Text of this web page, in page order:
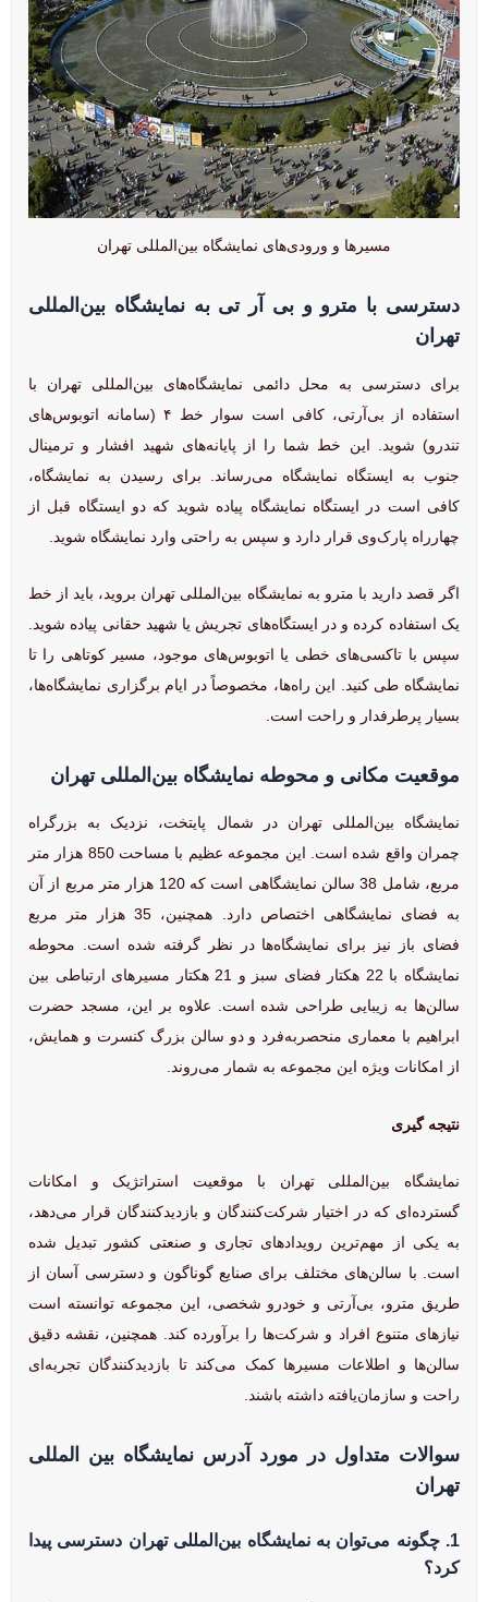
مسیرها و ورودی‌های نمایشگاه بین‌المللی تهران
دسترسی با مترو و بی آر تی به نمایشگاه بین‌المللی
تهران
برای دسترسی به محل دائمی نمایشگاه‌های بین‌المللی تهران با
استفاده از بی‌آر‌تی، کافی است سوار خط ۴ (سامانه اتوبوس‌های
تندرو) شوید. این خط شما را از پایانه‌های شهید افشار و ترمینال
جنوب به ایستگاه نمایشگاه می‌رساند. برای رسیدن به نمایشگاه،
کافی است در ایستگاه نمایشگاه پیاده شوید که دو ایستگاه قبل از
چهارراه پارک‌وی قرار دارد و سپس به راحتی وارد نمایشگاه شوید.
اگر قصد دارید با مترو به نمایشگاه بین‌المللی تهران بروید، باید از خط
یک استفاده کرده و در ایستگاه‌های تجریش یا شهید حقانی پیاده شوید.
سپس با تاکسی‌های خطی یا اتوبوس‌های موجود، مسیر کوتاهی را تا
نمایشگاه طی کنید. این راه‌ها، مخصوصاً در ایام برگزاری نمایشگاه‌ها،
بسیار پرطرفدار و راحت است.
موقعیت مکانی و محوطه نمایشگاه بین‌المللی تهران
نمایشگاه بین‌المللی تهران در شمال پایتخت، نزدیک به بزرگراه
چمران واقع شده است. این مجموعه عظیم با مساحت 850 هزار متر
مربع، شامل 38 سالن نمایشگاهی است که 120 هزار متر مربع از آن
به فضای نمایشگاهی اختصاص دارد. همچنین، 35 هزار متر مربع
فضای باز نیز برای نمایشگاه‌ها در نظر گرفته شده است. محوطه
نمایشگاه با 22 هکتار فضای سبز و 21 هکتار مسیرهای ارتباطی بین
سالن‌ها به زیبایی طراحی شده است. علاوه بر این، مسجد حضرت
ابراهیم با معماری منحصربه‌فرد و دو سالن بزرگ کنسرت و همایش،
از امکانات ویژه این مجموعه به شمار می‌روند.
نتیجه گیری
نمایشگاه بین‌المللی تهران با موقعیت استراتژیک و امکانات
گسترده‌ای که در اختیار شرکت‌کنندگان و بازدیدکنندگان قرار می‌دهد،
به یکی از مهم‌ترین رویدادهای تجاری و صنعتی کشور تبدیل شده
است. با سالن‌های مختلف برای صنایع گوناگون و دسترسی آسان از
طریق مترو، بی‌آر‌تی و خودرو شخصی، این مجموعه توانسته است
نیازهای متنوع افراد و شرکت‌ها را برآورده کند. همچنین، نقشه دقیق
سالن‌ها و اطلاعات مسیرها کمک می‌کند تا بازدیدکنندگان تجربه‌ای
راحت و سازمان‌یافته داشته باشند.
سوالات متداول در مورد آدرس نمایشگاه بین المللی
تهران
1.
چگونه می‌توان به نمایشگاه بین‌المللی تهران دسترسی پیدا
کرد؟